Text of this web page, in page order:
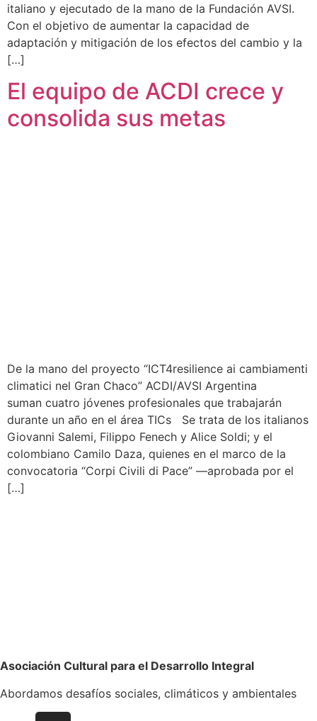
italiano y ejecutado de la mano de la Fundación AVSI.
Con el objetivo de aumentar la capacidad de
adaptación y mitigación de los efectos del cambio y la
[…]
El equipo de ACDI crece y
consolida sus metas
De la mano del proyecto “ICT4resilience ai cambiamenti
climatici nel Gran Chaco” ACDI/AVSI Argentina
suman cuatro jóvenes profesionales que trabajarán
durante un año en el área TICs Se trata de los italianos
Giovanni Salemi, Filippo Fenech y Alice Soldi; y el
colombiano Camilo Daza, quienes en el marco de la
convocatoria “Corpi Civili di Pace” —aprobada por el
[…]
Asociación Cultural para el Desarrollo Integral
Abordamos desafíos sociales, climáticos y ambientales